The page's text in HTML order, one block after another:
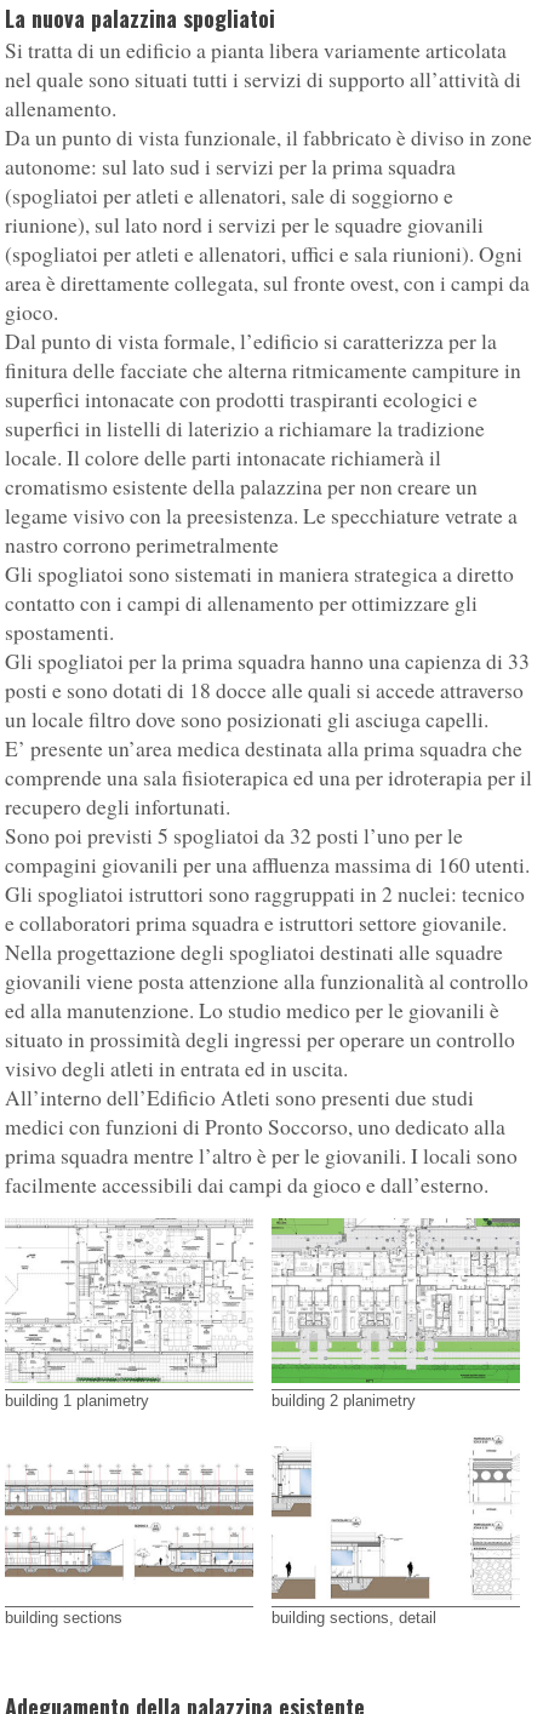
La nuova palazzina spogliatoi
Si tratta di un edificio a pianta libera variamente articolata
nel quale sono situati tutti i servizi di supporto all’attività di
allenamento.
Da un punto di vista funzionale, il fabbricato è diviso in zone
autonome: sul lato sud i servizi per la prima squadra
(spogliatoi per atleti e allenatori, sale di soggiorno e
riunione), sul lato nord i servizi per le squadre giovanili
(spogliatoi per atleti e allenatori, uffici e sala riunioni). Ogni
area è direttamente collegata, sul fronte ovest, con i campi da
gioco.
Dal punto di vista formale, l’edificio si caratterizza per la
finitura delle facciate che alterna ritmicamente campiture in
superfici intonacate con prodotti traspiranti ecologici e
superfici in listelli di laterizio a richiamare la tradizione
locale. Il colore delle parti intonacate richiamerà il
cromatismo esistente della palazzina per non creare un
legame visivo con la preesistenza. Le specchiature vetrate a
nastro corrono perimetralmente
Gli spogliatoi sono sistemati in maniera strategica a diretto
contatto con i campi di allenamento per ottimizzare gli
spostamenti.
Gli spogliatoi per la prima squadra hanno una capienza di 33
posti e sono dotati di 18 docce alle quali si accede attraverso
un locale filtro dove sono posizionati gli asciuga capelli.
E’ presente un’area medica destinata alla prima squadra che
comprende una sala fisioterapica ed una per idroterapia per il
recupero degli infortunati.
Sono poi previsti 5 spogliatoi da 32 posti l’uno per le
compagini giovanili per una affluenza massima di 160 utenti.
Gli spogliatoi istruttori sono raggruppati in 2 nuclei: tecnico
e collaboratori prima squadra e istruttori settore giovanile.
Nella progettazione degli spogliatoi destinati alle squadre
giovanili viene posta attenzione alla funzionalità al controllo
ed alla manutenzione. Lo studio medico per le giovanili è
situato in prossimità degli ingressi per operare un controllo
visivo degli atleti in entrata ed in uscita.
All’interno dell’Edificio Atleti sono presenti due studi
medici con funzioni di Pronto Soccorso, uno dedicato alla
prima squadra mentre l’altro è per le giovanili. I locali sono
facilmente accessibili dai campi da gioco e dall’esterno.
building 1 planimetry building 2 planimetry
building sections building sections, detail
Adeguamento della palazzina esistente